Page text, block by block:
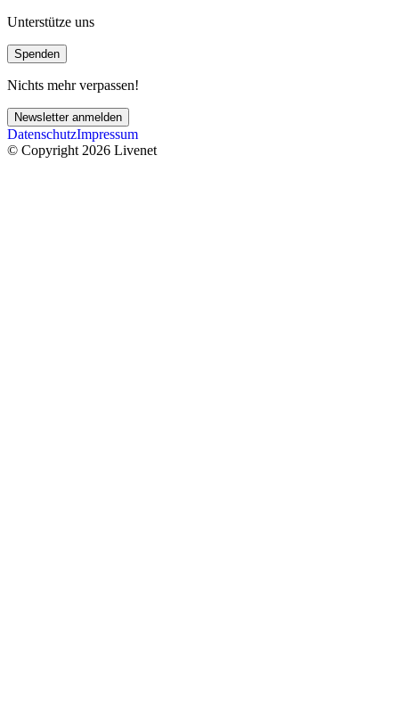
Unterstütze uns
Spenden
Nichts mehr verpassen!
Newsletter anmelden
DatenschutzImpressum
© Copyright 2026 Livenet